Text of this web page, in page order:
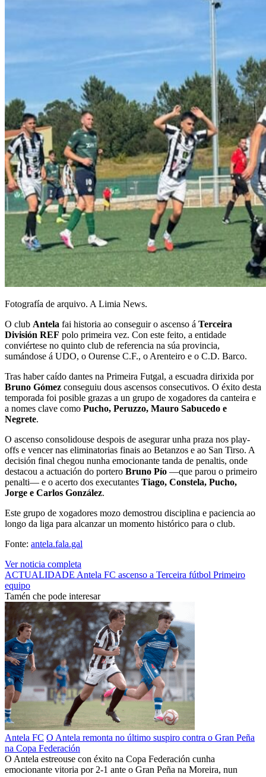
Fotografía de arquivo. A Limia News.
O club Antela fai historia ao conseguir o ascenso á Terceira
División REF polo primeira vez. Con este feito, a entidade
conviértese no quinto club de referencia na súa provincia,
sumándose á UDO, o Ourense C.F., o Arenteiro e o C.D. Barco.
Tras haber caído dantes na Primeira Futgal, a escuadra dirixida por
Bruno Gómez conseguiu dous ascensos consecutivos. O éxito desta
temporada foi posible grazas a un grupo de xogadores da canteira e
a nomes clave como Pucho, Peruzzo, Mauro Sabucedo e
Negrete.
O ascenso consolidouse despois de asegurar unha praza nos play-
offs e vencer nas eliminatorias finais ao Betanzos e ao San Tirso. A
decisión final chegou nunha emocionante tanda de penaltis, onde
destacou a actuación do portero Bruno Pío —que parou o primeiro
penalti— e o acerto dos executantes Tiago, Constela, Pucho,
Jorge e Carlos González.
Este grupo de xogadores mozo demostrou disciplina e paciencia ao
longo da liga para alcanzar un momento histórico para o club.
Fonte: antela.fala.gal
Ver noticia completa
ACTUALIDADE Antela FC ascenso a Terceira fútbol Primeiro
equipo
Tamén che pode interesar
Antela FC O Antela remonta no último suspiro contra o Gran Peña
na Copa Federación
O Antela estreouse con éxito na Copa Federación cunha
emocionante vitoria por 2-1 ante o Gran Peña na Moreira, nun